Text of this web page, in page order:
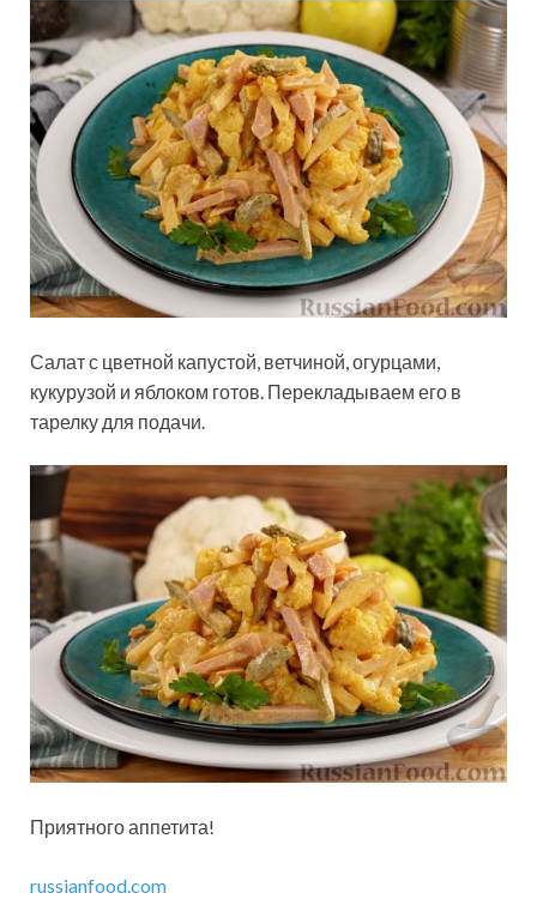
Салат с цветной капустой, ветчиной, огурцами,
кукурузой и яблоком готов. Перекладываем его в
тарелку для подачи.
Приятного аппетита!
russianfood.com